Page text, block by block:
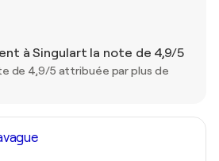
à Singulart la note de 4,9/5
de 4,9/5 attribuée par plus de